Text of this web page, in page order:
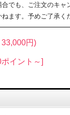
合でも、ご注文のキャ
ねます。予めご了承く
33,000円)
イント～]